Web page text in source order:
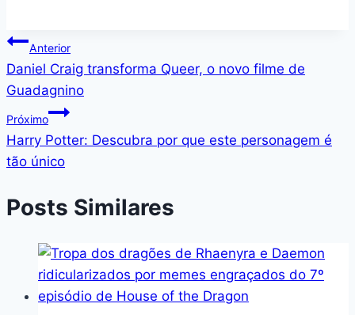
Navegação
de
Post
Anterior
Daniel Craig transforma Queer, o novo filme de
Guadagnino
Próximo
Harry Potter: Descubra por que este personagem é
tão único
Posts Similares